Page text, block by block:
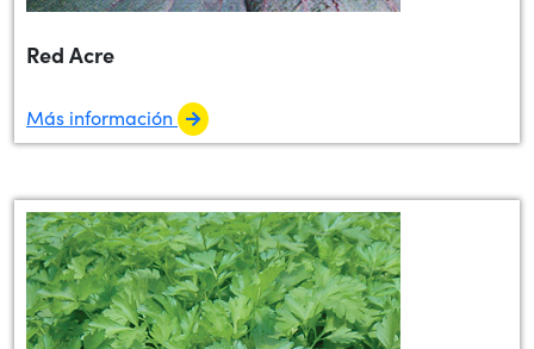
Red Acre
Más información